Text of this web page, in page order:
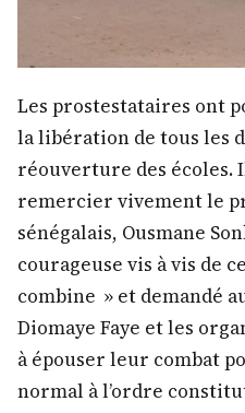
Les prostestataires ont
la libération de tous les
réouverture des écoles.
remercier vivement le
sénégalais, Ousmane
courageuse vis à vis de
combine » et demandé
Diomaye Faye et les
à épouser leur combat
normal à l’ordre